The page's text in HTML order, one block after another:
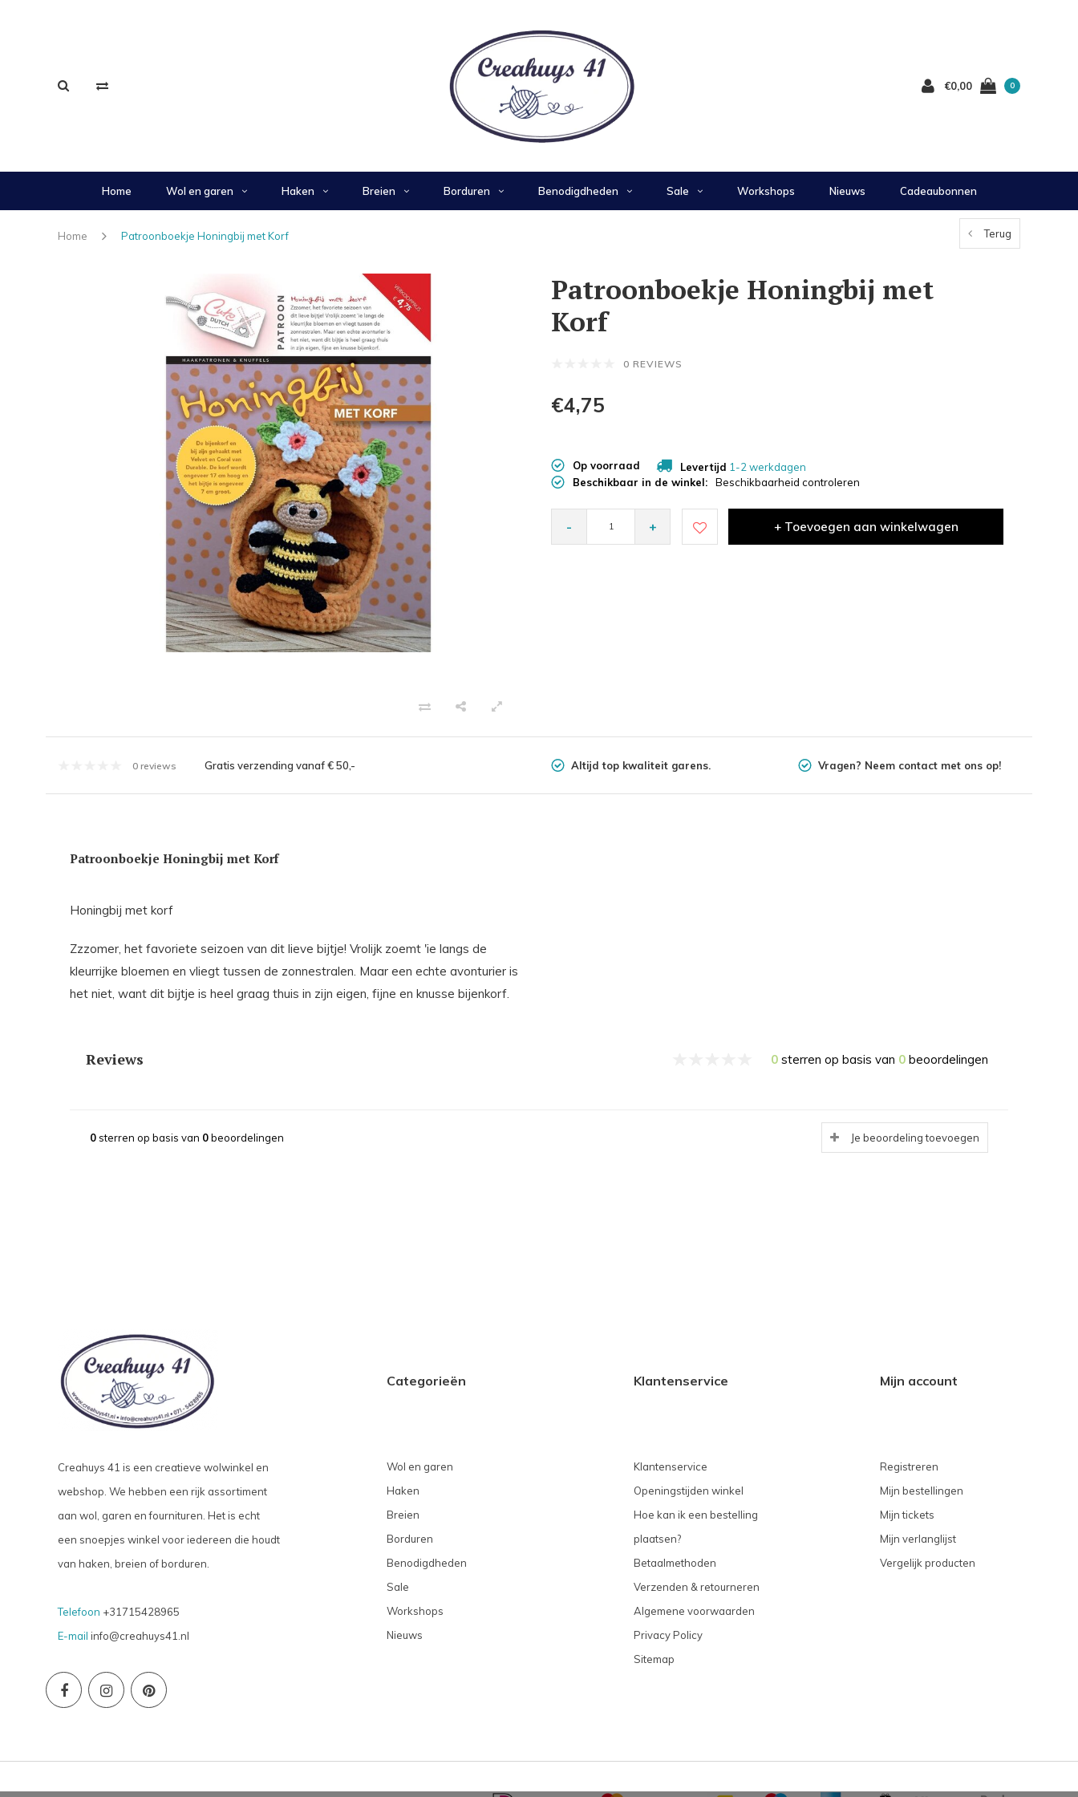
€0,00 0
Home Wol en garen Haken Breien Borduren Benodigdheden Sale Workshops Nieuws Cadeaubonnen
Home Patroonboekje Honingbij met Korf Terug
Patroonboekje Honingbij met
Korf
0 REVIEWS
€4,75
Op voorraad Levertijd 1-2 werkdagen
Beschikbaar in de winkel:
Beschikbaarheid controleren
- + + Toevoegen aan winkelwagen
0 reviews Gratis verzending vanaf € 50,- Altijd top kwaliteit garens. Vragen? Neem contact met ons op!
Patroonboekje Honingbij met Korf
Honingbij met korf
Zzzomer, het favoriete seizoen van dit lieve bijtje! Vrolijk zoemt 'ie langs de
kleurrijke bloemen en vliegt tussen de zonnestralen. Maar een echte avonturier is
het niet, want dit bijtje is heel graag thuis in zijn eigen, fijne en knusse bijenkorf.
Reviews 0 sterren op basis van 0 beoordelingen
0sterren op basis van 0beoordelingen Je beoordeling toevoegen
Creahuys 41 is een creatieve wolwinkel en
webshop. We hebben een rijk assortiment
aan wol, garen en fournituren. Het is echt
een snoepjes winkel voor iedereen die houdt
van haken, breien of borduren.
Telefoon +31715428965
E-mail info@creahuys41.nl
Categorieën
Wol en garen
Haken
Breien
Borduren
Benodigdheden
Sale
Workshops
Nieuws
Klantenservice
Klantenservice
Openingstijden winkel
Hoe kan ik een bestelling
plaatsen?
Betaalmethoden
Verzenden & retourneren
Algemene voorwaarden
Privacy Policy
Sitemap
Mijn account
Registreren
Mijn bestellingen
Mijn tickets
Mijn verlanglijst
Vergelijk producten